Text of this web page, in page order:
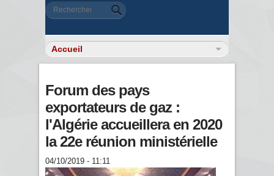
Formulaire de recherche
Rechercher
Forum des pays
exportateurs de gaz :
l'Algérie accueillera en 2020
la 22e réunion ministérielle
04/10/2019 - 11:11